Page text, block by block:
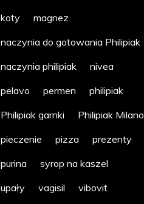
koty
magnez
naczynia do gotowania Philipiak
naczynia philipiak
nivea
pelavo
permen
philipiak
Philipiak garnki
Philipiak Milano
pieczenie
pizza
prezenty
purina
syrop na kaszel
upały
vagisil vibovit